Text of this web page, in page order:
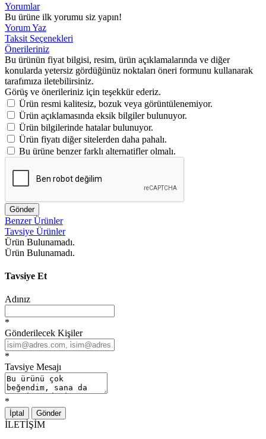
Yorumlar
Bu ürüne ilk yorumu siz yapın!
Yorum Yaz
Taksit Seçenekleri
Önerileriniz
Bu ürünün fiyat bilgisi, resim, ürün açıklamalarında ve diğer
konularda yetersiz gördüğünüz noktaları öneri formunu kullanarak
tarafımıza iletebilirsiniz.
Görüş ve önerileriniz için teşekkür ederiz.
Ürün resmi kalitesiz, bozuk veya görüntülenemiyor.
Ürün açıklamasında eksik bilgiler bulunuyor.
Ürün bilgilerinde hatalar bulunuyor.
Ürün fiyatı diğer sitelerden daha pahalı.
Bu ürüne benzer farklı alternatifler olmalı.
Gönder
Benzer Ürünler
Tavsiye Ürünler
Ürün Bulunamadı.
Ürün Bulunamadı.
Tavsiye Et
Adınız
*
Gönderilecek Kişiler
*
Tavsiye Mesajı
*
İptal Gönder
İLETİŞİM